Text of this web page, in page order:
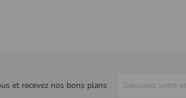
et recevez nos bons plans